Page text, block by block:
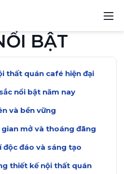
BẬT
thất quán café hiện đại
nổi bật năm nay
và bền vững
mở và thoáng đãng
đáo và sáng tạo
thiết kế nội thất quán